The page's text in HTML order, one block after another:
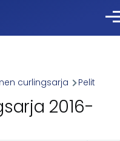
curlingsarja Pelit
2016-